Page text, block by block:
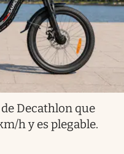
Decathlon que
h y es plegable.